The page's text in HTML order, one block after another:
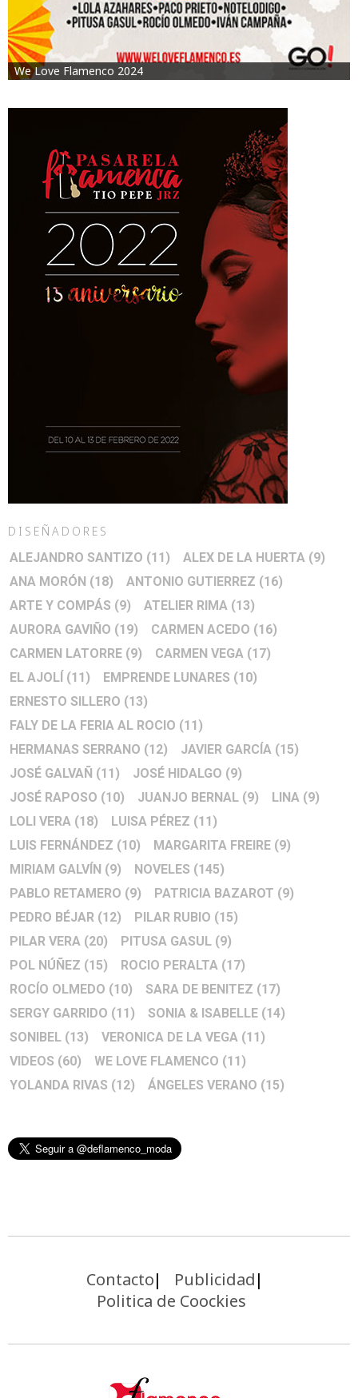
We Love Flamenco 2024
DISEÑADORES
ALEJANDRO SANTIZO (11) ALEX DE LA HUERTA (9)
ANA MORÓN (18) ANTONIO GUTIERREZ (16)
ARTE Y COMPÁS (9) ATELIER RIMA (13)
AURORA GAVIÑO (19) CARMEN ACEDO (16)
CARMEN LATORRE (9) CARMEN VEGA (17)
EL AJOLÍ (11) EMPRENDE LUNARES (10)
ERNESTO SILLERO (13)
FALY DE LA FERIA AL ROCIO (11)
HERMANAS SERRANO (12) JAVIER GARCÍA (15)
JOSÉ GALVAÑ (11) JOSÉ HIDALGO (9)
JOSÉ RAPOSO (10) JUANJO BERNAL (9) LINA (9)
LOLI VERA (18) LUISA PÉREZ (11)
LUIS FERNÁNDEZ (10) MARGARITA FREIRE (9)
MIRIAM GALVÍN (9) NOVELES (145)
PABLO RETAMERO (9) PATRICIA BAZAROT (9)
PEDRO BÉJAR (12) PILAR RUBIO (15)
PILAR VERA (20) PITUSA GASUL (9)
POL NÚÑEZ (15) ROCIO PERALTA (17)
ROCÍO OLMEDO (10) SARA DE BENITEZ (17)
SERGY GARRIDO (11) SONIA & ISABELLE (14)
SONIBEL (13) VERONICA DE LA VEGA (11)
VIDEOS (60) WE LOVE FLAMENCO (11)
YOLANDA RIVAS (12) ÁNGELES VERANO (15)
Contacto
Publicidad
Politica de Coockies